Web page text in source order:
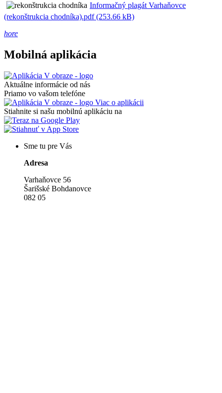
Informačný plagát Varhaňovce
(rekonštrukcia chodníka).pdf (253.66 kB)
hore
Mobilná aplikácia
Aktuálne informácie od nás
Priamo vo vašom telefóne
Viac o aplikácii
Stiahnite si našu mobilnú aplikáciu na
Sme tu pre Vás
Adresa
Varhaňovce 56
Šarišské Bohdanovce
082 05